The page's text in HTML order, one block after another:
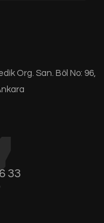
Org. San. Böl No: 96,
33